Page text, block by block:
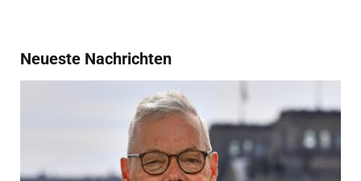
Neueste Nachrichten